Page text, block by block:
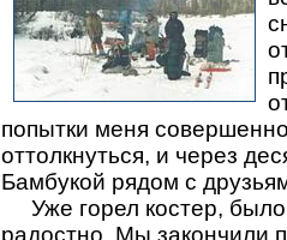
попытки меня
оттолкнуться, и через
Бамбукой рядом с
Уже горел костер,
радостно. Мы закончили